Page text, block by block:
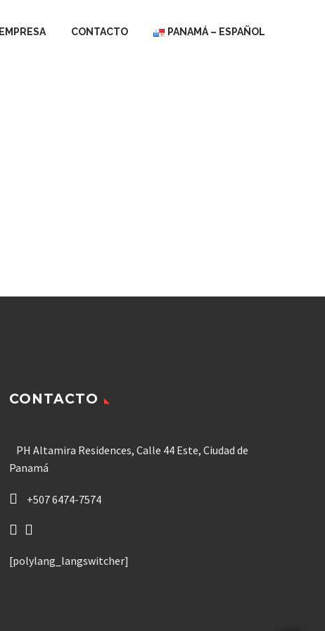
EMPRESA CONTACTO PANAMÁ – ESPAÑOL
CONTACTO
PH Altamira Residences, Calle 44 Este, Ciudad de
Panamá
+507 6474-7574
[polylang_langswitcher]